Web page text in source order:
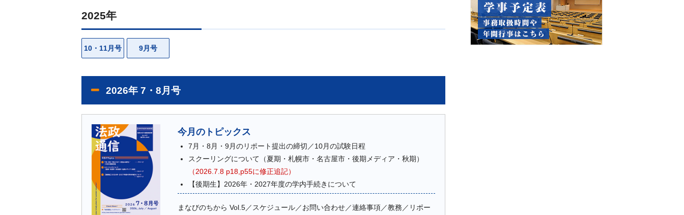
2025年
10・11月号 9月号
2026年 7・8月号
今月のトピックス
7月・8月・9月のリポート提出の締切／10月の試験日程
スクーリングについて（夏期・札幌市・名古屋市・後期メディア・秋期）
（2026.7.8 p18,p55に修正追記）
【後期生】2026年・2027年度の学内手続きについて
まなびのちから Vol.5／スケジュール／お問い合わせ／連絡事項／教務／リポー